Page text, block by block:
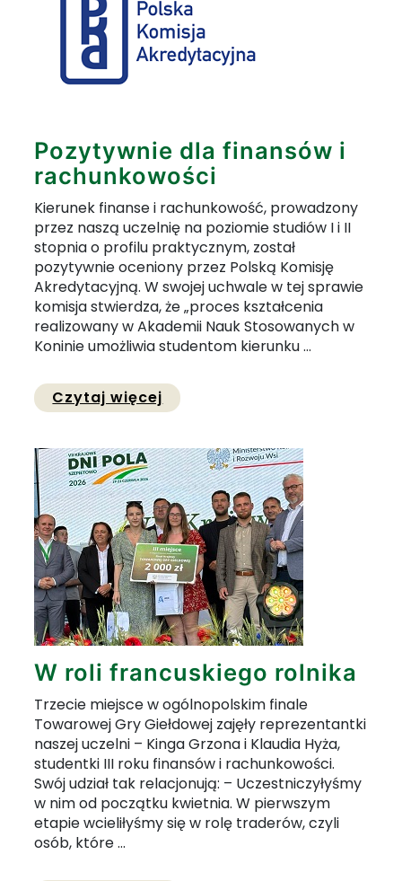
Pozytywnie dla finansów i
rachunkowości
Kierunek finanse i rachunkowość, prowadzony
przez naszą uczelnię na poziomie studiów I i II
stopnia o profilu praktycznym, został
pozytywnie oceniony przez Polską Komisję
Akredytacyjną. W swojej uchwale w tej sprawie
komisja stwierdza, że „proces kształcenia
realizowany w Akademii Nauk Stosowanych w
Koninie umożliwia studentom kierunku ...
Czytaj więcej Przejdź do pełnej
W roli francuskiego rolnika
Trzecie miejsce w ogólnopolskim finale
Towarowej Gry Giełdowej zajęły reprezentantki
naszej uczelni – Kinga Grzona i Klaudia Hyża,
studentki III roku finansów i rachunkowości.
Swój udział tak relacjonują: – Uczestniczyłyśmy
w nim od początku kwietnia. W pierwszym
etapie wcieliłyśmy się w rolę traderów, czyli
osób, które ...